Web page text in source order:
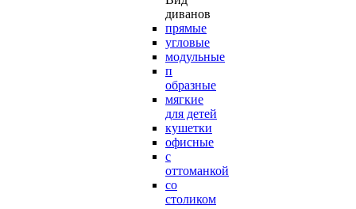
диванов
прямые
угловые
модульные
п
образные
мягкие
для детей
кушетки
офисные
с
оттоманкой
со
столиком